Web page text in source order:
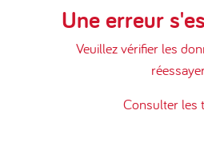
Une erreur
Veuillez vérifier les
Consulter les